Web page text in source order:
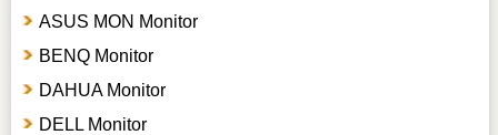
ASUS MON Monitor
BENQ Monitor
DAHUA Monitor
DELL Monitor